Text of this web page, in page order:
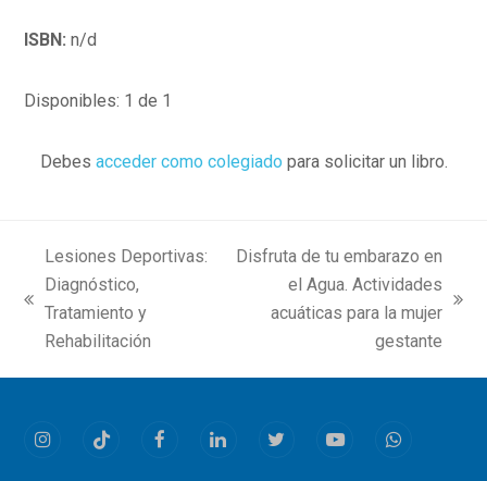
ISBN: n/d
Disponibles: 1 de 1
Debes acceder como colegiado para solicitar un libro.
previous
post:
Lesiones Deportivas:
Diagnóstico,
Tratamiento y
Rehabilitación
Disfruta de tu embarazo en
el Agua. Actividades
acuáticas para la mujer
gestante
InstagramTiktok FacebookLinkedInTwitterYoutubeWhatsapp